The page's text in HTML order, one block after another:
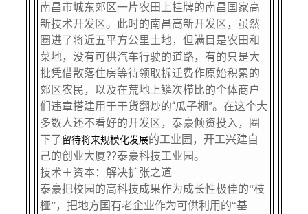
南昌市城东郊区一片农田上挂牌的南昌国家高
新技术开发区。此时的南昌高新开发区，虽然
圈进了将近五平方公里土地，但满目是农田和
菜地，没有可供汽车行驶的道路，有的只是大
批凭借散落住房等待领取拆迁费作原始积累的
郊区农民，以及在荒地上鳞次栉比的个体商户
们违章搭建用于干货翻炒的“瓜子棚”。在这个大
多数人还不看好的开发区，泰豪倾资投入，圈
下了留待将来规模化发展的工业园，开工兴建自
己的创业大厦??泰豪科技工业园。
技术＋资本：解决扩张之道
泰豪把校园的高科技成果作为成长性极佳的“枝
桠”，把地方国有老企业作为可供利用的“基